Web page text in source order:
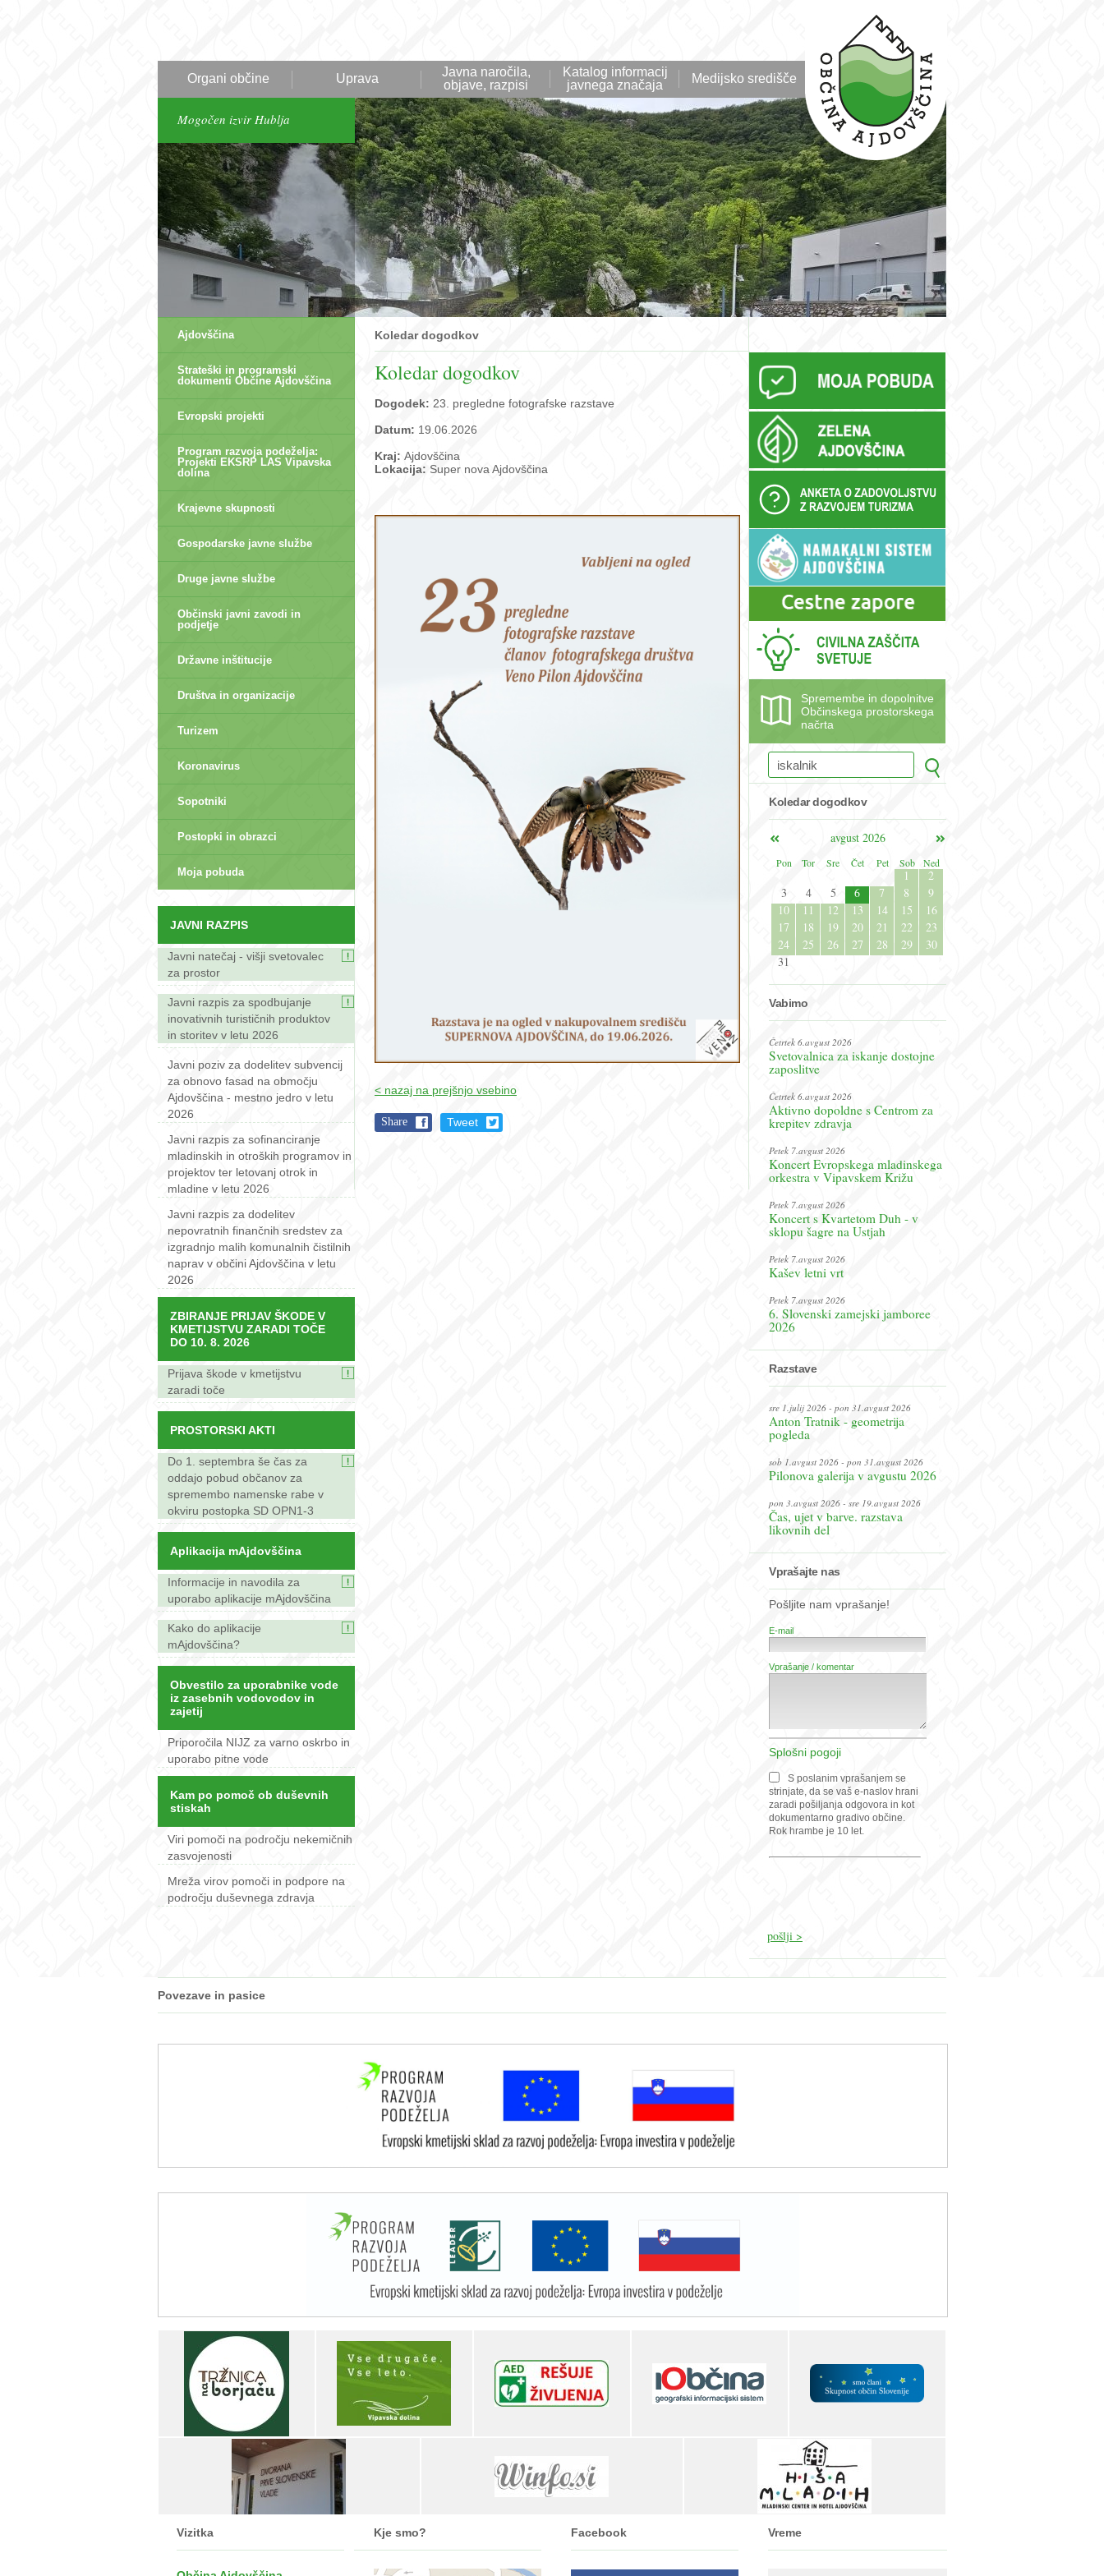
Organi občine Uprava
Javna naročila,
objave, razpisi
Katalog informacij
javnega značaja
Medijsko središče
Mogočen izvir Hublja
Ajdovščina
Strateški in programski
dokumenti Občine Ajdovščina
Evropski projekti
Program razvoja podeželja:
Projekti EKSRP LAS Vipavska
dolina
Krajevne skupnosti
Gospodarske javne službe
Druge javne službe
Občinski javni zavodi in
podjetje
Državne inštitucije
Društva in organizacije
Turizem
Koronavirus
Sopotniki
Postopki in obrazci
Moja pobuda
JAVNI RAZPIS
Javni natečaj - višji svetovalec
za prostor
Javni razpis za spodbujanje
inovativnih turističnih produktov
in storitev v letu 2026
Javni poziv za dodelitev subvencij
za obnovo fasad na območju
Ajdovščina - mestno jedro v letu
2026
Javni razpis za sofinanciranje
mladinskih in otroških programov in
projektov ter letovanj otrok in
mladine v letu 2026
Javni razpis za dodelitev
nepovratnih finančnih sredstev za
izgradnjo malih komunalnih čistilnih
naprav v občini Ajdovščina v letu
2026
ZBIRANJE PRIJAV ŠKODE V
KMETIJSTVU ZARADI TOČE
DO 10. 8. 2026
Prijava škode v kmetijstvu
zaradi toče
PROSTORSKI AKTI
Do 1. septembra še čas za
oddajo pobud občanov za
spremembo namenske rabe v
okviru postopka SD OPN1-3
Aplikacija mAjdovščina
Informacije in navodila za
uporabo aplikacije mAjdovščina
Kako do aplikacije
mAjdovščina?
Obvestilo za uporabnike vode
iz zasebnih vodovodov in
zajetij
Priporočila NIJZ za varno oskrbo in
uporabo pitne vode
Kam po pomoč ob duševnih
stiskah
Viri pomoči na področju nekemičnih
zasvojenosti
Mreža virov pomoči in podpore na
področju duševnega zdravja
Koledar dogodkov
Koledar dogodkov
Dogodek: 23. pregledne fotografske razstave
Datum: 19.06.2026
Kraj: Ajdovščina
Lokacija: Super nova Ajdovščina
< nazaj na prejšnjo vsebino
Share Tweet
Spremembe in dopolnitve
Občinskega prostorskega
načrta
Koledar dogodkov
avgust 2026
Pon
Tor Sre Čet Pet Sob Ned
1
2
3
4 5 6 7 8
9
10
11 12 13 14 15
16
17
18 19 20 21 22
23
24
25 26 27 28 29
30
31
Vabimo
Četrtek 6.avgust 2026
Svetovalnica za iskanje dostojne
zaposlitve
Četrtek 6.avgust 2026
Aktivno dopoldne s Centrom za
krepitev zdravja
Petek 7.avgust 2026
Koncert Evropskega mladinskega
orkestra v Vipavskem Križu
Petek 7.avgust 2026
Koncert s Kvartetom Duh - v
sklopu šagre na Ustjah
Petek 7.avgust 2026
Kašev letni vrt
Petek 7.avgust 2026
6. Slovenski zamejski jamboree
2026
Razstave
sre 1.julij 2026 - pon 31.avgust 2026
Anton Tratnik - geometrija
pogleda
sob 1.avgust 2026 - pon 31.avgust 2026
Pilonova galerija v avgustu 2026
pon 3.avgust 2026 - sre 19.avgust 2026
Čas, ujet v barve. razstava
likovnih del
Vprašajte nas
Pošljite nam vprašanje!
E-mail
Vprašanje / komentar
Splošni pogoji
S poslanim vprašanjem se
strinjate, da se vaš e-naslov hrani
zaradi pošiljanja odgovora in kot
dokumentarno gradivo občine.
Rok hrambe je 10 let.
Povezave in pasice
Vizitka Kje smo? Facebook Vreme